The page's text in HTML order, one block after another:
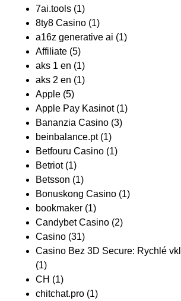
7ai.tools (1)
8ty8 Casino (1)
a16z generative ai (1)
Affiliate (5)
aks 1 en (1)
aks 2 en (1)
Apple (5)
Apple Pay Kasinot(1)
Bananzia Casino (3)
beinbalance.pt(1)
Betfouru Casino (1)
Betriot(1)
Betsson (1)
Bonuskong Casino (1)
bookmaker (1)
Candybet Casino (2)
Casino (31)
Casino Bez 3D Secure: Rychlé
(1)
CH (1)
chitchat.pro (1)